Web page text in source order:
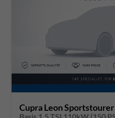
Cupra Leon Sportstourer